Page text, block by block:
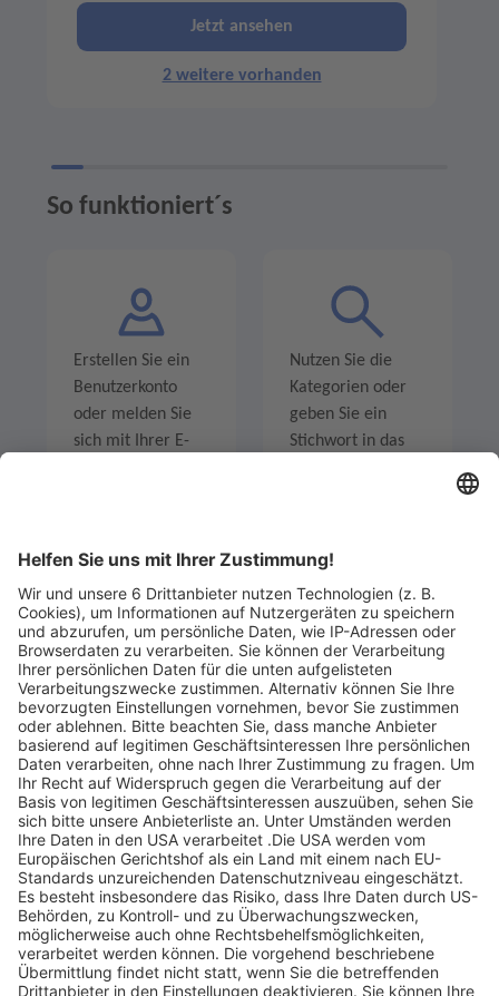
Jetzt ansehen
2 weitere vorhanden
So funktioniert´s
Erstellen Sie ein
Benutzerkonto
oder melden Sie
sich mit Ihrer E-
Nutzen Sie die
Kategorien oder
geben Sie ein
Stichwort in das
Legen Sie zum
Mitbieten eine
Höchstgrenze für
Ihr Gebot fest. Ein
automatischer
Bietagent bietet
für Sie bis zum
Höchstgebot.
Sind Sie am Ende
der
Höchstbietende,
werden Sie per E-
Mail informiert
und erhalten nach
Zahlungseingang
ein Zertifikat zum
Einlösen des
Angebots.